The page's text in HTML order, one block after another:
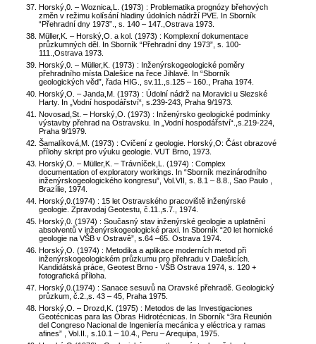
Horský,0. – Woznica,L. (1973) : Problematika prognózy břehových
změn v režimu kolísání hladiny údolních nádrží PVE. In Sborník
“Přehradní dny 1973”., s. 140 – 147.,Ostrava 1973.
Müller,K. – Horský,O. a kol. (1973) : Komplexní dokumentace
průzkumných děl. In Sborník “Přehradní dny 1973”, s. 100-
111.,Ostrava 1973.
Horský,0. – Müller,K. (1973) : Inženýrskogeologické poměry
přehradního místa Dalešice na řece Jihlavě. In “Sborník
geologických věd”, řada HIG., sv.11.,s.125 – 160., Praha 1974.
Horský,O. – Janda,M. (1973) : Údolní nádrž na Moravici u Slezské
Harty. In „Vodní hospodářství“, s.239-243, Praha 9/1973.
Novosad,St. – Horský,O. (1973) : Inženýrsko geologické podmínky
výstavby přehrad na Ostravsku. In „Vodní hospodářství“.,s.219-224,
Praha 9/1979.
Šamalíková,M. (1973) : Cvičení z geologie. Horský,O: Část obrazové
přílohy skript pro výuku geologie. VUT Brno, 1973.
Horský,O. – Müller,K. – Trávníček,L. (1974) : Complex
documentation of exploratory workings. In “Sborník mezinárodního
inženýrskogeologického kongresu”, Vol.VII, s. 8.1 – 8.8., Sao Paulo ,
Brazílie, 1974.
Horský,0.(1974) : 15 let Ostravského pracoviště inženýrské
geologie. Zpravodaj Geotestu, č.11.,s.7., 1974.
Horský,0. (1974) : Současný stav inženýrské geologie a uplatnění
absolventů v inženýrskogeologické praxi. In Sborník “20 let hornické
geologie na VŠB v Ostravě”, s.64 –65. Ostrava 1974.
Horský,O. (1974) : Metodika a aplikace moderních metod při
inženýrskogeologickém průzkumu pro přehradu v Dalešicích.
Kandidátská práce, Geotest Brno - VŠB Ostrava 1974, s. 120 +
fotografická příloha.
Horský,0.(1974) : Sanace sesuvů na Oravské přehradě. Geologický
průzkum, č.2.,s. 43 – 45, Praha 1975.
Horský,O. – Drozd,K. (1975) : Metodos de las Investigaciones
Geotécnicas para las Obras Hidrotécnicas. In Sborník “3ra Reunión
del Congreso Nacional de Ingeniería mecánica y eléctrica y ramas
afines” , Vol.II., s.10.1 – 10.4., Peru – Arequipa, 1975.